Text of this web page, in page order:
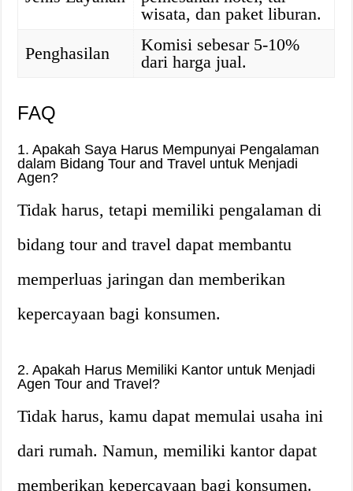
wisata, dan paket liburan.
Penghasilan
Komisi sebesar 5-10%
dari harga jual.
FAQ
1. Apakah Saya Harus Mempunyai Pengalaman
dalam Bidang Tour and Travel untuk Menjadi
Agen?
Tidak harus, tetapi memiliki pengalaman di
bidang tour and travel dapat membantu
memperluas jaringan dan memberikan
kepercayaan bagi konsumen.
2. Apakah Harus Memiliki Kantor untuk Menjadi
Agen Tour and Travel?
Tidak harus, kamu dapat memulai usaha ini
dari rumah. Namun, memiliki kantor dapat
memberikan kepercayaan bagi konsumen.